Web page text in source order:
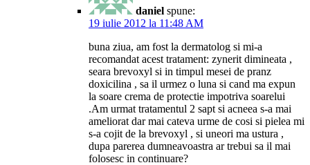
daniel spune:
19 iulie 2012 la 11:48 AM
buna ziua, am fost la dermatolog si mi-a
recomandat acest tratament: zynerit dimineata ,
seara brevoxyl si in timpul mesei de pranz
doxicilina , sa il urmez o luna si cand ma expun
la soare crema de protectie impotriva soarelui
.Am urmat tratamentul 2 sapt si acneea s-a mai
ameliorat dar mai cateva urme de cosi si pielea mi
s-a cojit de la brevoxyl , si uneori ma ustura ,
dupa parerea dumneavoastra ar trebui sa il mai
folosesc in continuare?